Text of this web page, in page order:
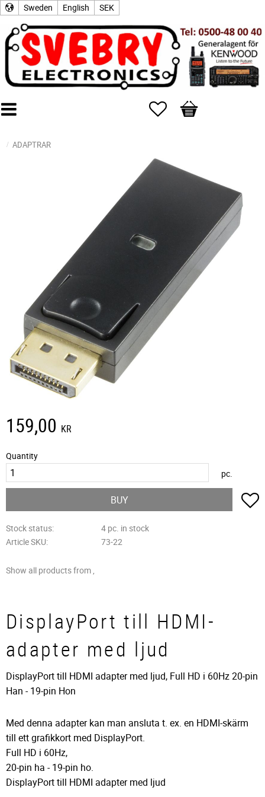
Sweden English SEK
Favorites
Basket
ADAPTRAR
159,00 KR
Quantity
pc.
BUY
Stock status
4 pc. in stock
Article SKU
73-22
Show all products from ,
DisplayPort till HDMI-
adapter med ljud
DisplayPort till HDMI adapter med ljud, Full HD i 60Hz 20-pin
Han - 19-pin Hon
Med denna adapter kan man ansluta t. ex. en HDMI-skärm
till ett grafikkort med DisplayPort.
Full HD i 60Hz,
20-pin ha - 19-pin ho.
DisplayPort till HDMI adapter med ljud